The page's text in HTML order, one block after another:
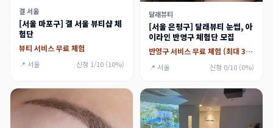
결 서울
[서울 마포구] 결 서울 뷰티샵 체
험단
뷰티 서비스 무료 체험
📍 서울 신청 1/10 (10%)
달래뷰티
[서울 은평구] 달래뷰티 눈썹, 아
이라인 반영구 체험단 모집
반영구 서비스 무료 체험 (최대 30만원)
📍 서울 신청 0/10 (0%)